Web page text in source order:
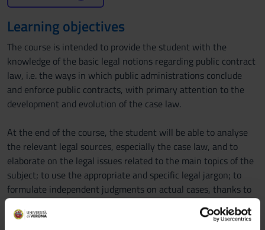
Learning objectives
The course is intended to provide the student with the
knowledge of the basic legal notions regarding public contract
law, i.e. the ways in which public administrations conclude
and enforce public contracts, with primary attention to the
development and evolution of the case law.
At the end of the course, the student will be able to analyse
the relevant legal sources, especially the case law, and to
elaborate on the legal issues related to the main topics of the
subject; to use the appropriate and specific legal jargon; to
formulate independent judgments on actual cases, thanks to
method that allows a continuous learning and updating of
knowledge.